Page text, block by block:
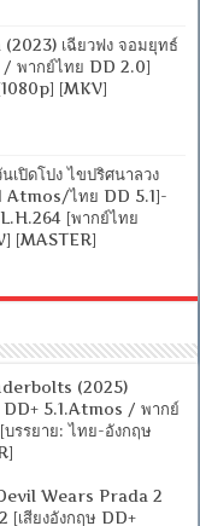
เฉียวฟง จอมยุทธ์
/ พากย์ไทย DD 2.0]
[MKV]
ปิดโปง ไขปริศนาลวง
Atmos/ไทย DD 5.1]-
[พากย์ไทย
[MASTER]
(2025)
DD+ 5.1.Atmos / พากย์
รรยาย: ไทย-อังกฤษ
Wears Prada 2
[เสียงอังกฤษ DD+